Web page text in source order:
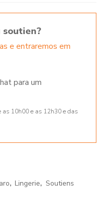
soutien?
e entraremos em
para um
10h00 e as 12h30 e das
,Lingerie,Soutiens